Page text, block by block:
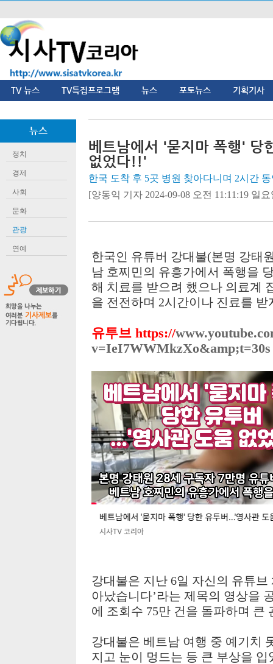
TV 뉴스 TV특집프로그램 뉴스 포토뉴스 기획기사
뉴스
정치
경제
사회
문화
관광
연예
베트남에서 '묻지마 폭행' 당
없었다!!'
한국 도착 후 5곳 병원 찾아다니며 2시간
[양동익 기자 2024-09-08 오전 11:11:19 일요
한국인 유튜버 강대불(본명 강태
남 호찌민의 유흥가에서 폭행을
해 치료를 받으려 했으나 의료계
을 전전하며 2시간이나 진료를
유투브 https://
v=IeI7WWMkzXo&amp;t=30s
강대불은 지난 6일 자신의 유튜
아났습니다’라는 제목의 영상을
에 조회수 75만 건을 돌파하며 큰
강대불은 베트남 여행 중 예기치
지고 눈이 멍드는 등 큰 부상을